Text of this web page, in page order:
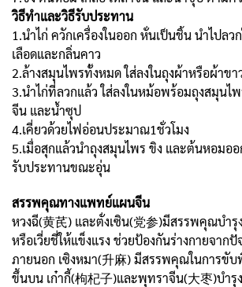
วิธีทำและวิธีรับประทาน
1.นำไก่ ควักเครื่องในออก หั่นเป็นชิ้น นำไปลว
เลือดและกลิ่นคาว
2.ล้างสมุนไพรทั้งหมด ใส่ลงในถุงผ้าหรือผ้าข
3.นำไก่ที่ลวกแล้ว ใส่ลงในหม้อพร้อมถุงสมุนไ
จีน และน้ำซุป
4.เคี่ยวด้วยไฟอ่อนประมาณ1ชั่วโมง
5.เมื่อสุกแล้วนำถุงสมุนไพร ขิง และต้นหอมออ
รับประทานขณะอุ่น
สรรพคุณทางแพทย์แผนจีน
หวงฉี(黄芪) และตั่งเซิน(党参)มีสรรพคุณบำรุ
หรือเวี่ยชี่ให้แข็งแรง ช่วยป้องกันร่างกายจากปั
ภายนอก เซิงหมา(升麻) มีสรรพคุณในการขั
ขึ้นบน เก๋ากี้(枸杞子)และพุทราจีน(大枣)บำรุ